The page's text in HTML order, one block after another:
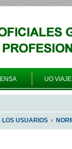
UO
LOS USUARIOS